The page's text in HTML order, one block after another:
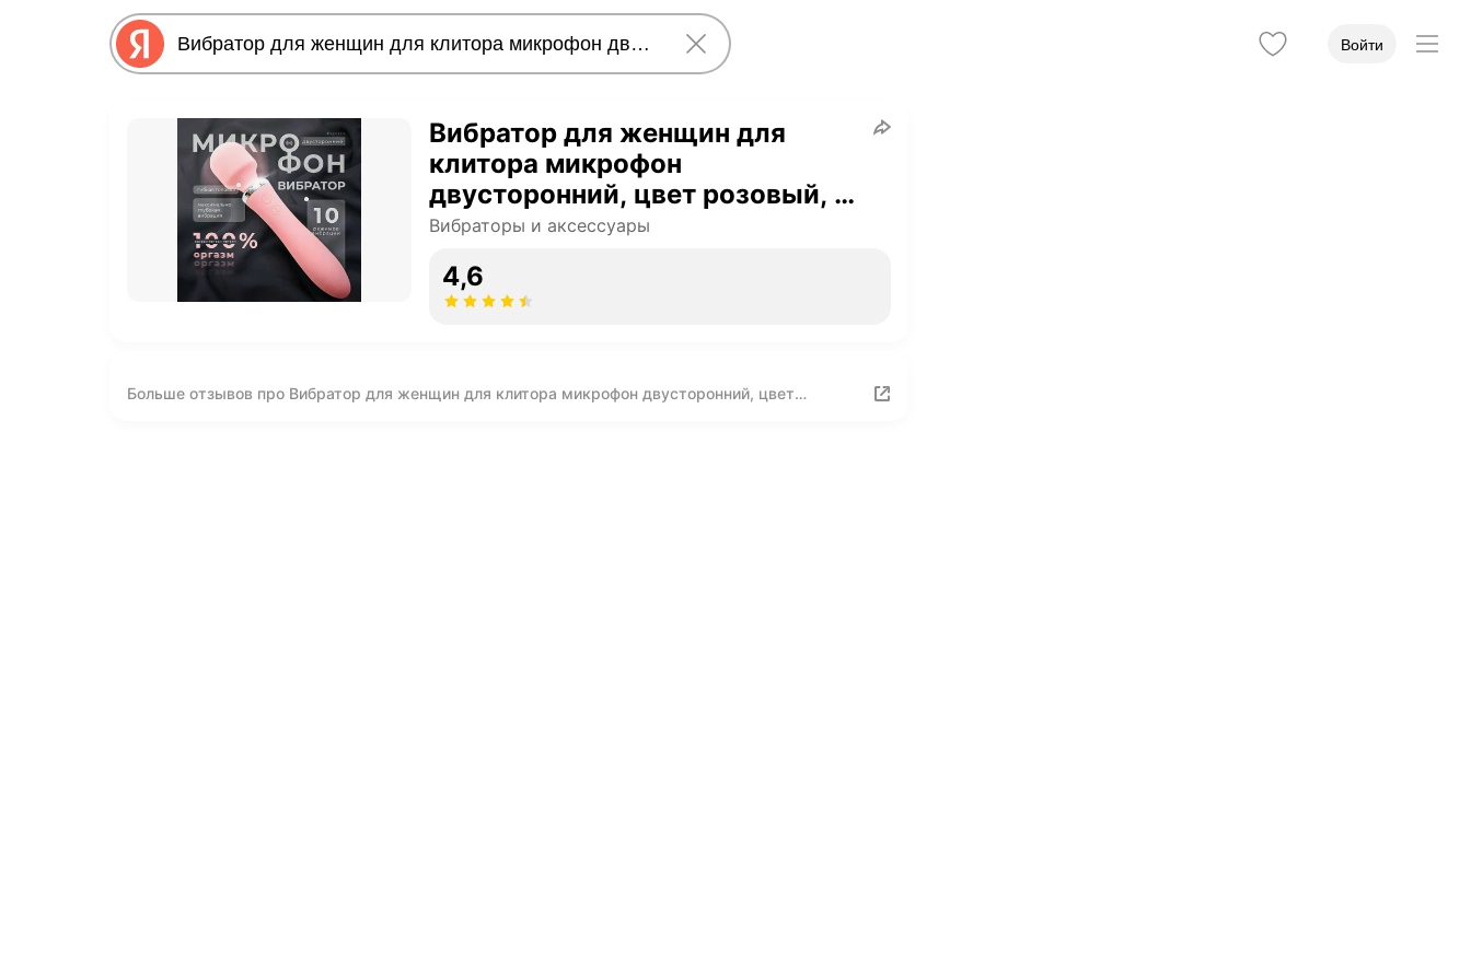
Войти
Вибратор для женщин для
клитора микрофон
двусторонний, цвет розовый, 21
см
Вибраторы и аксессуары
4,6
Больше отзывов про Вибратор для женщин для клитора микрофон двусторонний, цвет